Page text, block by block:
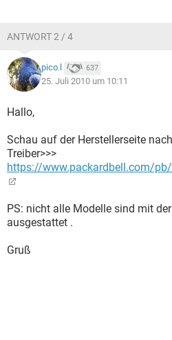
ANTWORT 2 / 4
pico.l 637
25. Juli 2010 um 10:11
Hallo,
Schau auf der Herstellerseite
Treiber>>>
https://www.packardbell.com/
PS: nicht alle Modelle sind mit
ausgestattet .
Gruß